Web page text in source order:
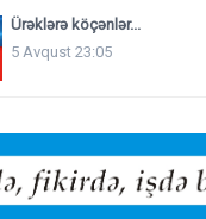
Ürəklərə köçənlər...
5 Avqust 23:05